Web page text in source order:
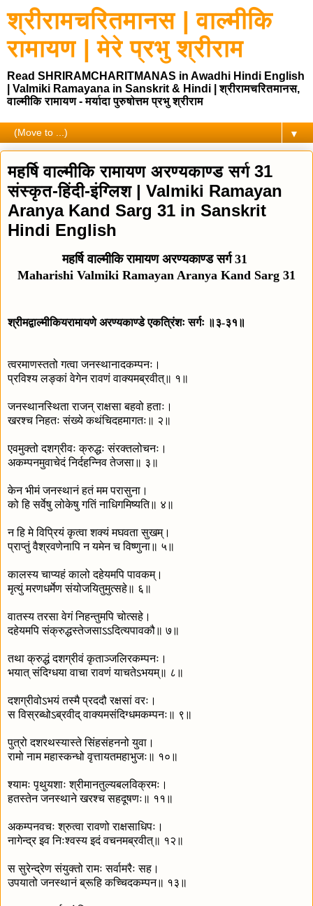
श्रीरामचरितमानस | वाल्मीकि
रामायण | मेरे प्रभु श्रीराम
Read SHRIRAMCHARITMANAS in Awadhi Hindi English
| Valmiki Ramayana in Sanskrit & Hindi | श्रीरामचरितमानस,
वाल्मीकि रामायण - मर्यादा पुरुषोत्तम प्रभु श्रीराम
▼
महर्षि वाल्मीकि रामायण अरण्यकाण्ड सर्ग 31
संस्कृत-हिंदी-इंग्लिश | Valmiki Ramayan
Aranya Kand Sarg 31 in Sanskrit
Hindi English
महर्षि वाल्मीकि रामायण अरण्यकाण्ड सर्ग 31
Maharishi Valmiki Ramayan Aranya Kand Sarg 31
श्रीमद्वाल्मीकियरामायणे अरण्यकाण्डे एकत्रिंशः सर्गः ॥३-३१॥
त्वरमाणस्ततो गत्वा जनस्थानादकम्पनः।
प्रविश्य लङ्कां वेगेन रावणं वाक्यमब्रवीत्॥ १॥
जनस्थानस्थिता राजन् राक्षसा बहवो हताः।
खरश्च निहतः संख्ये कथंचिदहमागतः॥ २॥
एवमुक्तो दशग्रीवः क्रुद्धः संरक्तलोचनः।
अकम्पनमुवाचेदं निर्दहन्निव तेजसा॥ ३॥
केन भीमं जनस्थानं हतं मम परासुना।
को हि सर्वेषु लोकेषु गतिं नाधिगमिष्यति॥ ४॥
न हि मे विप्रियं कृत्वा शक्यं मघवता सुखम्।
प्राप्तुं वैश्रवणेनापि न यमेन च विष्णुना॥ ५॥
कालस्य चाप्यहं कालो दहेयमपि पावकम्।
मृत्युं मरणधर्मेण संयोजयितुमुत्सहे॥ ६॥
वातस्य तरसा वेगं निहन्तुमपि चोत्सहे।
दहेयमपि संक्रुद्धस्तेजसाऽऽदित्यपावकौ॥ ७॥
तथा क्रुद्धं दशग्रीवं कृताञ्जलिरकम्पनः।
भयात् संदिग्धया वाचा रावणं याचतेऽभयम्॥ ८॥
दशग्रीवोऽभयं तस्मै प्रददौ रक्षसां वरः।
स विस्रब्धोऽब्रवीद् वाक्यमसंदिग्धमकम्पनः॥ ९॥
पुत्रो दशरथस्यास्ते सिंहसंहननो युवा।
रामो नाम महास्कन्धो वृत्तायतमहाभुजः॥ १०॥
श्यामः पृथुयशाः श्रीमानतुल्यबलविक्रमः।
हतस्तेन जनस्थाने खरश्च सहदूषणः॥ ११॥
अकम्पनवचः श्रुत्वा रावणो राक्षसाधिपः।
नागेन्द्र इव निःश्वस्य इदं वचनमब्रवीत्॥ १२॥
स सुरेन्द्रेण संयुक्तो रामः सर्वामरैः सह।
उपयातो जनस्थानं ब्रूहि कच्चिदकम्पन॥ १३॥